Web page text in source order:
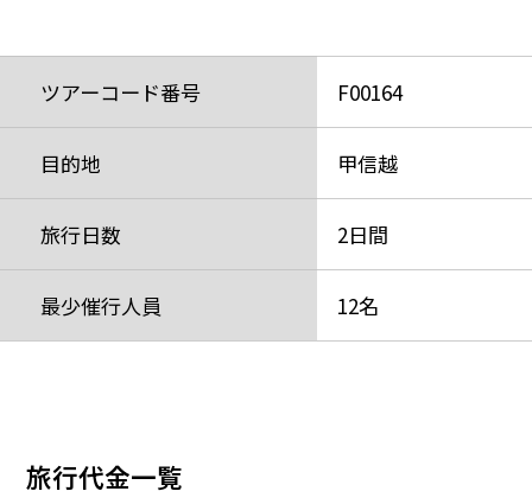
ツアーコード番号 F00164
目的地 甲信越
旅行日数 2日間
最少催行人員 12名
旅行代金一覧